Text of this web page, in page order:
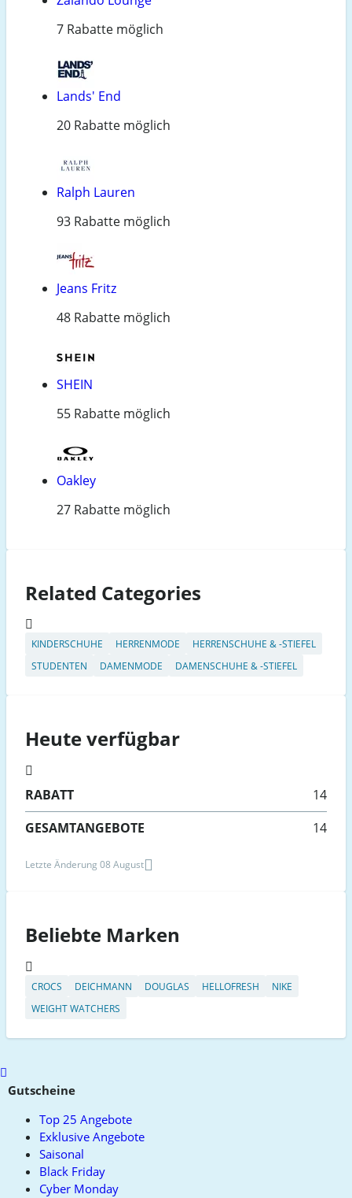
7 Rabatte möglich
Lands' End
20 Rabatte möglich
Ralph Lauren
93 Rabatte möglich
Jeans Fritz
48 Rabatte möglich
SHEIN
55 Rabatte möglich
Oakley
27 Rabatte möglich
Related Categories
KINDERSCHUHE HERRENMODE
HERRENSCHUHE & -STIEFEL
STUDENTEN
DAMENMODE DAMENSCHUHE & -STIEFEL
Heute verfügbar
RABATT
14
GESAMTANGEBOTE
14
Letzte Änderung 08 August
Beliebte Marken
CROCS DEICHMANN DOUGLAS HELLOFRESH
NIKE
WEIGHT WATCHERS
Scroll
toGutscheine
Top 25 Angebote
Exklusive Angebote
Saisonal
Black Friday
Cyber Monday